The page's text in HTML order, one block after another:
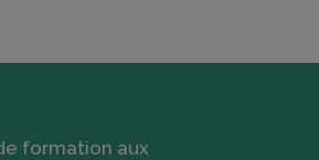
formation aux